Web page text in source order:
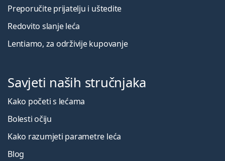
Preporučite prijatelju i uštedite
Redovito slanje leća
Lentiamo, za održivije kupovanje
Savjeti naših stručnjaka
Kako početi s lećama
Bolesti očiju
Kako razumjeti parametre leća
Blog